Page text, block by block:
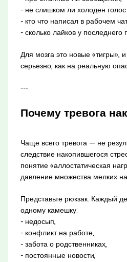
- не слишком ли холоден голос
- кто что написал в рабочем
- сколько лайков у последнего
Для мозга это новые «тигры»,
серьезно, как на реальную
---
Почему тревога
Чаще всего тревога — не
следствие накопившегося
понятие «аллостатическая
давление множества мелких
Представьте рюкзак. Каждый
одному камешку:
- недосып,
- конфликт на работе,
- забота о родственниках,
- постоянные новости,